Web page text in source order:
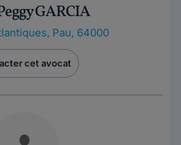
GARCIA
, Pau, 64000
cet avocat